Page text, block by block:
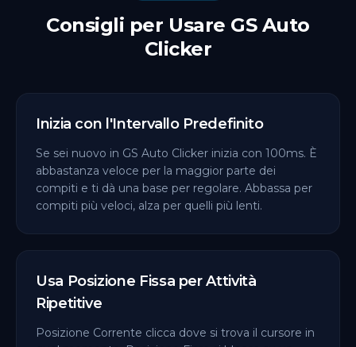
Consigli per Usare GS Auto
Clicker
Inizia con l'Intervallo Predefinito
Se sei nuovo in GS Auto Clicker inizia con 100ms. È
abbastanza veloce per la maggior parte dei
compiti e ti dà una base per regolare. Abbassa per
compiti più veloci, alza per quelli più lenti.
Usa Posizione Fissa per Attività
Ripetitive
Posizione Corrente clicca dove si trova il cursore in